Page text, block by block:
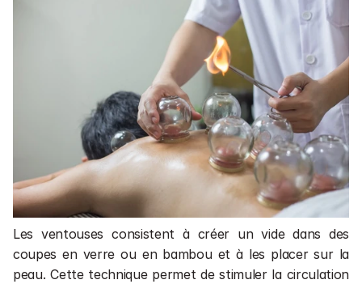
Les ventouses consistent à créer un vide dans des
coupes en verre ou en bambou et à les placer sur la
peau. Cette technique permet de stimuler la circulation